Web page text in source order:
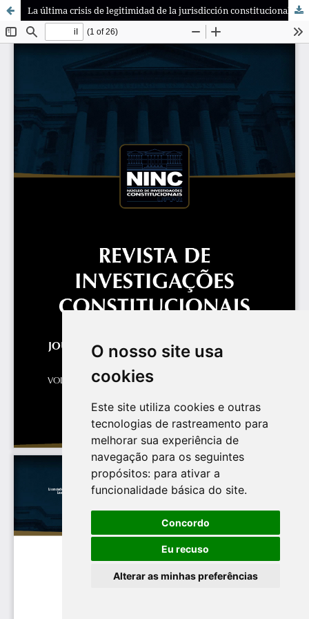
O nosso site usa
cookies
Este site utiliza cookies e outras
tecnologias de rastreamento para
melhorar sua experiência de
navegação para os seguintes
propósitos: para ativar a
funcionalidade básica do site.
Concordo
Eu recuso
Alterar as minhas preferências
La última crisis de legitimidad de la jurisdicción constitucional en España